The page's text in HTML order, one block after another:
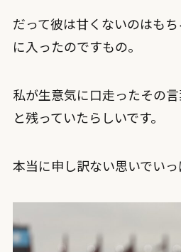
だって彼は甘くないのはも
に入ったのですもの。
私が生意気に口走ったその
と残っていたらしいです。
本当に申し訳ない思いでいっ